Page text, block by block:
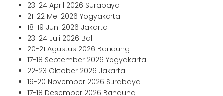
23-24 April 2026 Surabaya
21-22 Mei 2026 Yogyakarta
18-19 Juni 2026 Jakarta
23-24 Juli 2026 Bali
20-21 Agustus 2026 Bandung
17-18 September 2026 Yogyakarta
22-23 Oktober 2026 Jakarta
19-20 November 2026 Surabaya
17-18 Desember 2026 Bandung